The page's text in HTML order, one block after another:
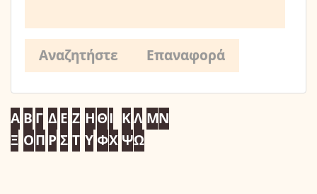
Α Β Γ Δ Ε Ζ ΗΘΙ ΚΛ ΜΝ
Ξ ΟΠ Ρ Σ Τ Υ ΦΧ ΨΩ